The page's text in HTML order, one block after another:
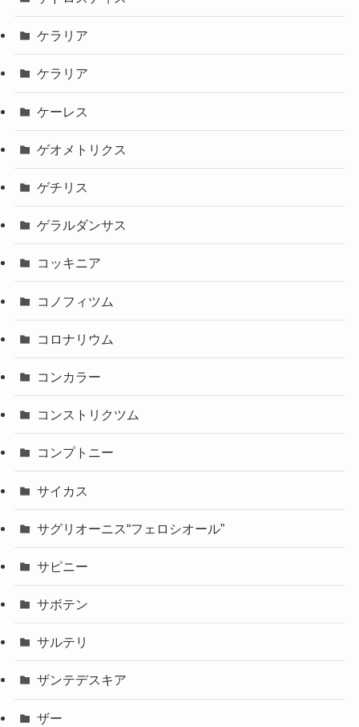
ケラリア
ケラリア
ケーレス
ゲオメトリクス
ゲチリス
ゲラルダンサス
コッキニア
コノフィツム
コロナリウム
コンカラー
コンストリクツム
コンプトニー
サイカス
サグリオーニス“フェロシオール”
サピニー
サボテン
サルテリ
ザンテデスキア
ザー